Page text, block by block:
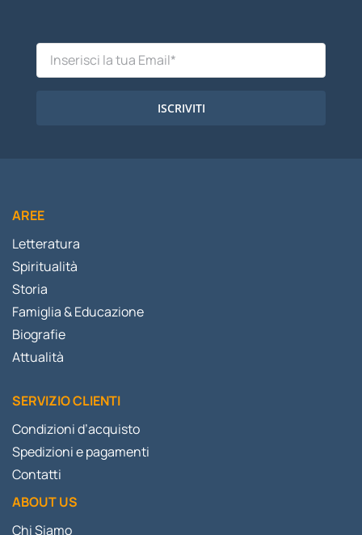
ISCRIVITI
AREE
Letteratura
Spiritualità
Storia
Famiglia & Educazione
Biografie
Attualità
SERVIZIO CLIENTI
Condizioni d’acquisto
Spedizioni e pagamenti
Contatti
ABOUT US
Chi Siamo